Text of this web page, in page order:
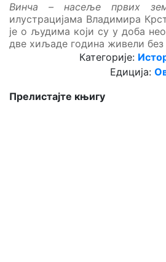
Винча – насеље првих
илустрацијама Владимира
је о људима који су у доба
две хиљаде година живели без
Категорије:
Едиција:
Прелистајте књигу